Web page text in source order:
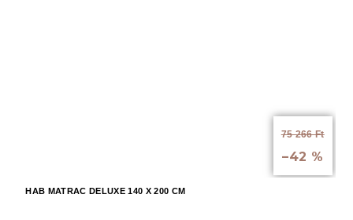
75 266 Ft
–42 %
HAB MATRAC DELUXE 140 X 200 CM